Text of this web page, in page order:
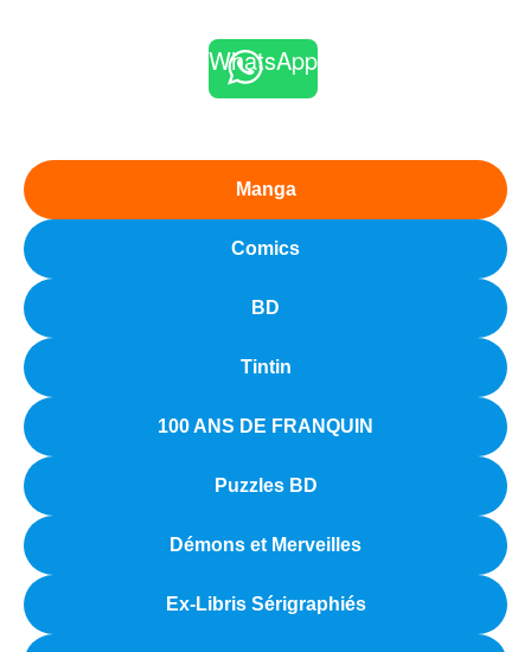
WhatsApp
Manga
Comics
BD
Tintin
100 ANS DE FRANQUIN
Puzzles BD
Démons et Merveilles
Ex-Libris Sérigraphiés